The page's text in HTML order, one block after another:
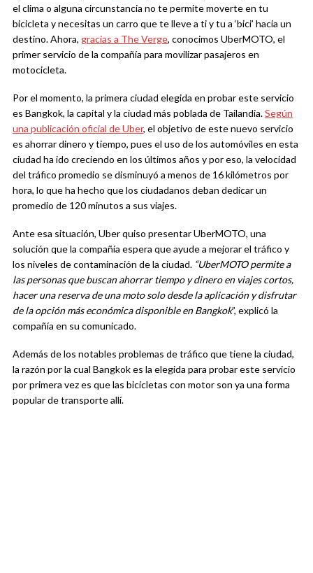
el clima o alguna circunstancia no te permite moverte en tu
bicicleta y necesitas un carro que te lleve a ti y tu a ‘bici’ hacia un
destino. Ahora, gracias a The Verge, conocimos UberMOTO, el
primer servicio de la compañía para movilizar pasajeros en
motocicleta.
Por el momento, la primera ciudad elegida en probar este servicio
es Bangkok, la capital y la ciudad más poblada de Tailandia.Según
una publicación oficial de Uber, el objetivo de este nuevo servicio
es ahorrar dinero y tiempo, pues el uso de los automóviles en esta
ciudad ha ido creciendo en los últimos años y por eso, la velocidad
del tráfico promedio se disminuyó a menos de 16 kilómetros por
hora, lo que ha hecho que los ciudadanos deban dedicar un
promedio de 120 minutos a sus viajes.
Ante esa situación, Uber quiso presentar UberMOTO, una
solución que la compañía espera que ayude a mejorar el tráfico y
los niveles de contaminación de la ciudad. “UberMOTO permite a
las personas que buscan ahorrar tiempo y dinero en viajes cortos,
hacer una reserva de una moto solo desde la aplicación y disfrutar
de la opción más económica disponible en Bangkok”, explicó la
compañía en su comunicado.
Además de los notables problemas de tráfico que tiene la ciudad,
la razón por la cual Bangkok es la elegida para probar este servicio
por primera vez es que las bicicletas con motor son ya una forma
popular de transporte allí.